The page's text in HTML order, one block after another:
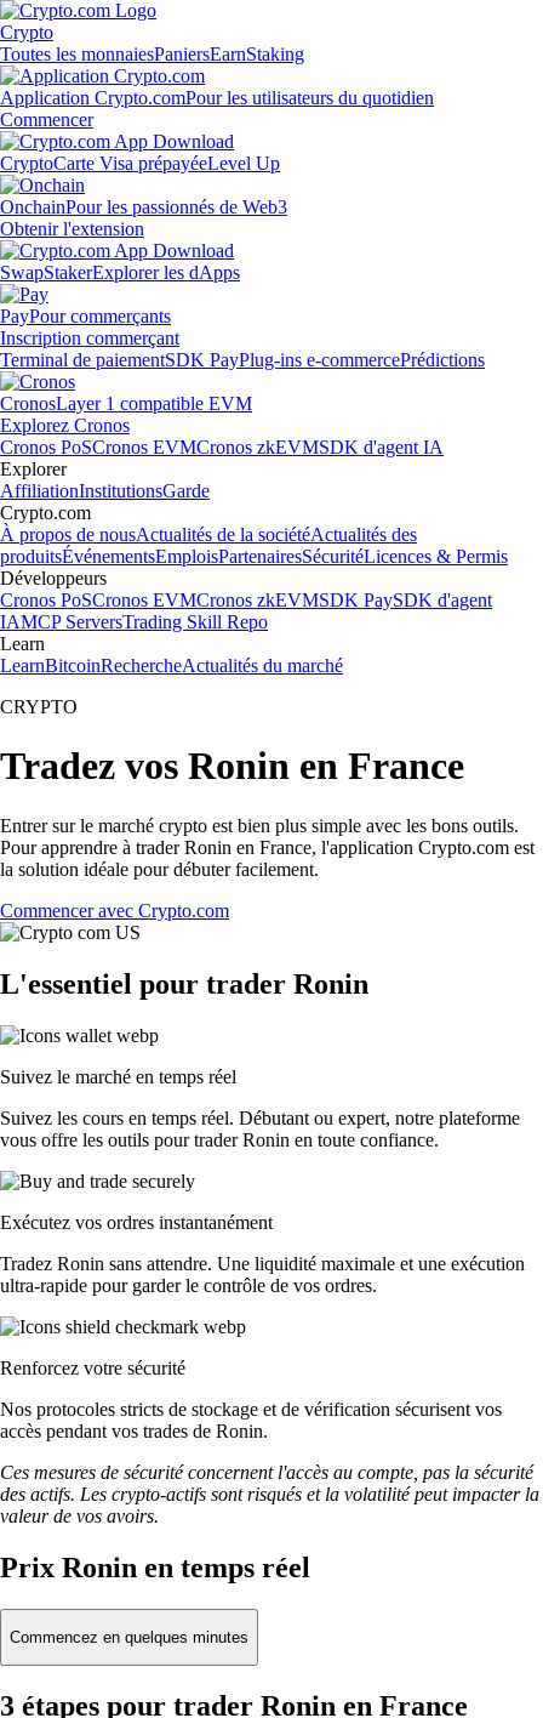
Crypto
Toutes les monnaiesPaniersEarnStaking
Application Crypto.comPour les utilisateurs du quotidien
Commencer
CryptoCarte Visa prépayéeLevel Up
OnchainPour les passionnés de Web3
Obtenir l'extension
SwapStakerExplorer les dApps
PayPour commerçants
Inscription commerçant
Terminal de paiementSDK PayPlug-ins e-commercePrédictions
CronosLayer 1 compatible EVM
Explorez Cronos
Cronos PoSCronos EVMCronos zkEVMSDK d'agent IA
Explorer
AffiliationInstitutionsGarde
Crypto.com
À propos de nousActualités de la sociétéActualités des
produitsÉvénementsEmploisPartenairesSécuritéLicences & Permis
Développeurs
Cronos PoSCronos EVMCronos zkEVMSDK PaySDK d'agent
IAMCP ServersTrading Skill Repo
Learn
LearnBitcoinRechercheActualités du marché
CRYPTO
Tradez vos Ronin en France
Entrer sur le marché crypto est bien plus simple avec les bons outils.
Pour apprendre à trader Ronin en France, l'application Crypto.com est
la solution idéale pour débuter facilement.
Commencer avec Crypto.com
L'essentiel pour trader Ronin
Suivez le marché en temps réel
Suivez les cours en temps réel. Débutant ou expert, notre plateforme
vous offre les outils pour trader Ronin en toute confiance.
Exécutez vos ordres instantanément
Tradez Ronin sans attendre. Une liquidité maximale et une exécution
ultra-rapide pour garder le contrôle de vos ordres.
Renforcez votre sécurité
Nos protocoles stricts de stockage et de vérification sécurisent vos
accès pendant vos trades de Ronin.
Ces mesures de sécurité concernent l'accès au compte, pas la sécurité
des actifs. Les crypto-actifs sont risqués et la volatilité peut impacter la
valeur de vos avoirs.
Prix Ronin en temps réel
Commencez en quelques minutes
3 étapes pour trader Ronin en France